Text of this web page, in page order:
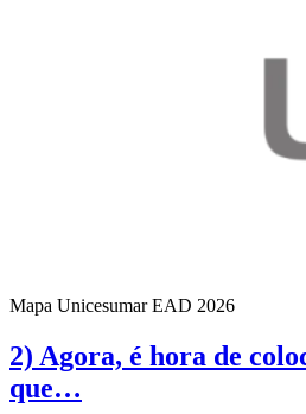
Mapa Unicesumar EAD 2026
2) Agora, é hora de
que…